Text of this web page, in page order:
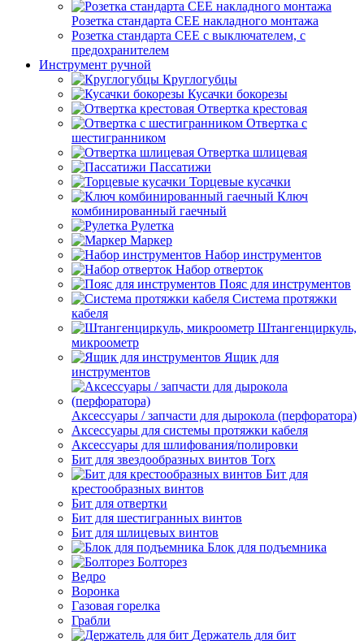
Розетка стандарта СЕЕ накладного монтажа
Розетка стандарта СЕЕ с выключателем, с
предохранителем
Инструмент ручной
Круглогубцы
Кусачки бокорезы
Отвертка крестовая
Отвертка с
шестигранником
Отвертка шлицевая
Пассатижи
Торцевые кусачки
Ключ
комбинированный гаечный
Рулетка
Маркер
Набор инструментов
Набор отверток
Пояс для инструментов
Система протяжки
кабеля
Штангенциркуль,
микроометр
Ящик для
инструментов
Аксессуары / запчасти для дырокола (перфоратора)
Аксессуары для системы протяжки кабеля
Аксессуары для шлифования/полировки
Бит для звездообразных винтов Torx
Бит для
крестообразных винтов
Бит для отвертки
Бит для шестигранных винтов
Бит для шлицевых винтов
Блок для подъемника
Болторез
Ведро
Воронка
Газовая горелка
Грабли
Держатель для бит